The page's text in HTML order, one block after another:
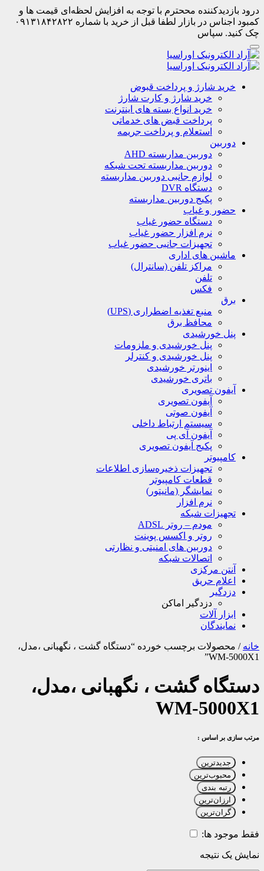
درود بازدیدکننده مححترم با توجه به افزایش لحظه‌ای قیمت ها و
کمبود اجناس در بازار لطفا قبل از خرید با شماره ۰۹۱۳۱۸۴۲۸۲۲
چک کنید. سپاس
خرید شارژ و پرداخت قبوض
خرید شارژ و کارت شارژ
خرید انواع بسته های اینترنت
پرداخت قبض های خدماتی
استعلام و پرداخت جریمه
دوربین
دوربین مداربسته AHD
دوربین مداربسته تحت شبکه
لوازم جانبی دوربین مداربسته
دستگاه DVR
پکیج دوربین مداربسته
حضور و غیاب
دستگاه حضور غیاب
نرم افزار حضور غیاب
تجهیزات جانبی حضور غیاب
ماشین های اداری
مراکز تلفن (سانترال)
تلفن
فکس
برق
منبع تغذیه اضطراری (UPS)
محافظ برق
پنل خورشیدی
پنل خورشیدی و ملزومات
پنل خورشیدی و کنترلر
اینورتر خورشیدی
باتری خورشیدی
آیفون تصویری
آیفون تصویری
آیفون صوتی
سیستم ارتباط داخلی
آیفون آی پی
پکیج آیفون تصویری
کامپیوتر
تجهیزات ذخیره‌سازی اطلاعات
قطعات کامپیوتر
نمایشگر (مانیتور)
نرم افزار
تجهیزات شبکه
مودم – روتر ADSL
روتر و اکسس پوینت
دوربین های امنیتی و نظارتی
اتصالات شبکه
آنتن مرکزی
اعلام حریق
دزدگیر
دزدگیر اماکن
ابزار آلات
نمایندگان
خانه / محصولات برچسب خورده “دستگاه گشت ، نگهبانی ،مدل،
WM-5000X1”
دستگاه گشت ، نگهبانی ،مدل،
WM-5000X1
مرتب سازی بر اساس :
جدیدترین
محبوب‌ترین
رتبه بندی
ارزان‌ترین
گران‌ترین
فقط موجود ها:
نمایش یک نتیجه